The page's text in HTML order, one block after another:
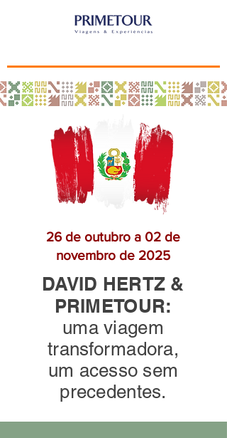
26 de outubro a 02 de
novembro de 2025
DAVID HERTZ &
PRIMETOUR:
uma viagem
transformadora,
um acesso sem
precedentes.